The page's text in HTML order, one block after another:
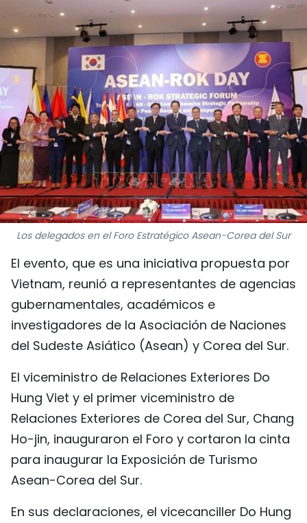
VIAJES
PUENTE DE AMISTAD
HISTORIAS MULTIMEDIA
FOTOGRAFÍA
¿QUIÉNES SOMOS?
TIẾNG VIỆT
ENGLISH
中文
FRANÇAIS
РУССКИЙ
Los delegados en el Foro Estratégico Asean-Corea del Sur
El evento, que es una iniciativa propuesta por
Vietnam, reunió a representantes de agencias
gubernamentales, académicos e
investigadores de la Asociación de Naciones
del Sudeste Asiático (Asean) y Corea del Sur.
El viceministro de Relaciones Exteriores Do
Hung Viet y el primer viceministro de
Relaciones Exteriores de Corea del Sur, Chang
Ho-jin, inauguraron el Foro y cortaron la cinta
para inaugurar la Exposición de Turismo
Asean-Corea del Sur.
En sus declaraciones, el vicecanciller Do Hung